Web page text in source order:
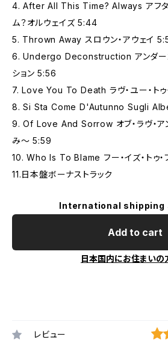
4. After All This Time? Always アフター
ム？オルウェイズ 5:44
5. Thrown Away スロウン・アウェイ
6. Undergo Deconstruction アンダーゴ
ション 5:56
7. Love You To Death ラヴ・ユー・トゥ
8. Si Sta Come D'Autunno Sugli
9. Of Love And Sorrow オブ・ラヴ・ア
み～ 5:59
10. Who Is To Blame フー・イズ・トゥ
11.日本盤ボーナストラック
International shipping
Add to cart
日本国内にお住まいの
レビュー